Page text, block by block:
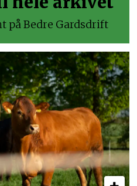
på Bedre Gardsdrift